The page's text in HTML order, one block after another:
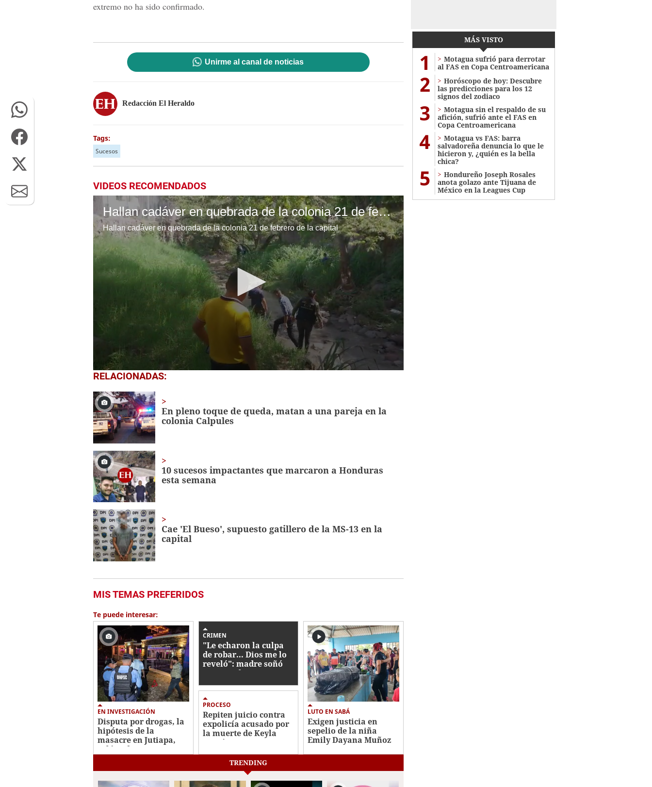
extremo no ha sido confirmado.
Unirme al canal de noticias
Redacción El Heraldo
Tags:
Sucesos
VIDEOS RECOMENDADOS
Hallan cadáver en quebrada de la colonia 21 de febrero de la capital
Hallan cadáver en quebrada de la colonia 21 de febrero de la capital
0
seconds
1
minute,
41
secondsVolume
0%
RELACIONADAS:
En pleno toque de queda, matan a una pareja en la
colonia Calpules
10 sucesos impactantes que marcaron a Honduras
esta semana
Cae 'El Bueso', supuesto gatillero de la MS-13 en la
capital
MIS TEMAS PREFERIDOS
Te puede interesar:
EN INVESTIGACIÓN
Disputa por drogas, la
hipótesis de la
masacre en Jutiapa,
Atlántida
CRIMEN
"Le echaron la culpa
de robar... Dios me lo
reveló": madre soñó
con Harol, menor
PROCESO
Repiten juicio contra
expolicía acusado por
la muerte de Keyla
Martínez
LUTO EN SABÁ
Exigen justicia en
sepelio de la niña
Emily Dayana Muñoz
MÁS VISTO
1
Motagua sufrió para derrotar
al FAS en Copa Centroamericana
2
Horóscopo de hoy: Descubre
las predicciones para los 12
signos del zodiaco
3
Motagua sin el respaldo de su
afición, sufrió ante el FAS en
Copa Centroamericana
4
Motagua vs FAS: barra
salvadoreña denuncia lo que le
hicieron y, ¿quién es la bella
chica?
5
Hondureño Joseph Rosales
anota golazo ante Tijuana de
México en la Leagues Cup
TRENDING